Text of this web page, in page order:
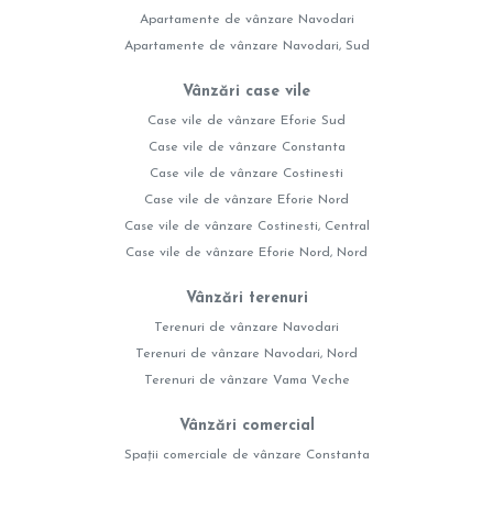
Apartamente de vânzare Navodari
Apartamente de vânzare Navodari, Sud
Vânzări case vile
Case vile de vânzare Eforie Sud
Case vile de vânzare Constanta
Case vile de vânzare Costinesti
Case vile de vânzare Eforie Nord
Case vile de vânzare Costinesti, Central
Case vile de vânzare Eforie Nord, Nord
Vânzări terenuri
Terenuri de vânzare Navodari
Terenuri de vânzare Navodari, Nord
Terenuri de vânzare Vama Veche
Vânzări comercial
Spații comerciale de vânzare Constanta